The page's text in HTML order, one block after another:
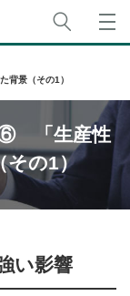
産性本部
背景（その1）
⑥ 「生産性
その1）
い影響